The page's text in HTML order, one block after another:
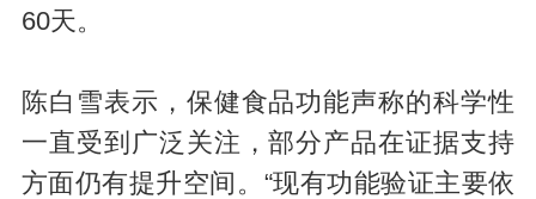
60天。
陈白雪表示，保健食品功能声称的科学性
一直受到广泛关注，部分产品在证据支持
方面仍有提升空间。“现有功能验证主要依